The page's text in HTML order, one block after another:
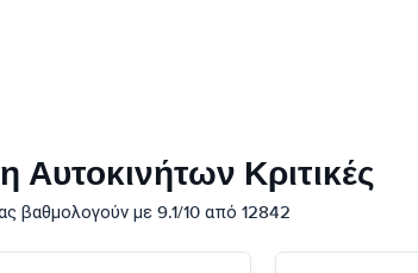
Αυτοκινήτων Κριτικές
βαθμολογούν με 9.1/10 από 12842